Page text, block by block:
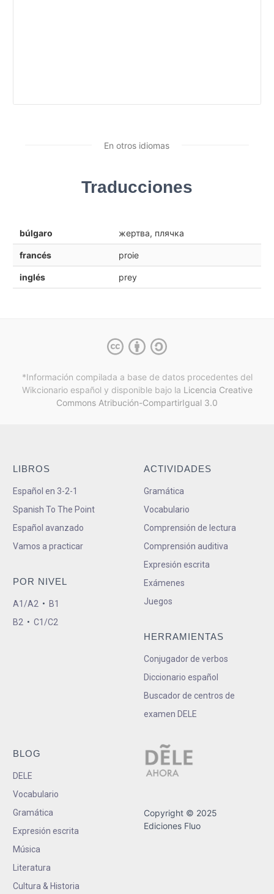
En otros idiomas
Traducciones
búlgaro жертва, плячка
francés proie
inglés prey
*Información compilada a base de datos procedentes del
Wikcionario español y disponible bajo la Licencia Creative
Commons Atribución-CompartirIgual 3.0
LIBROS
Español en 3-2-1
Spanish To The Point
Español avanzado
Vamos a practicar
POR NIVEL
A1/A2 • B1
B2 • C1/C2
ACTIVIDADES
Gramática
Vocabulario
Comprensión de lectura
Comprensión auditiva
Expresión escrita
Exámenes
Juegos
HERRAMIENTAS
Conjugador de verbos
Diccionario español
Buscador de centros de
examen DELE
BLOG
DELE
Vocabulario
Gramática
Expresión escrita
Música
Literatura
Cultura & Historia
Copyright © 2025
Ediciones Fluo